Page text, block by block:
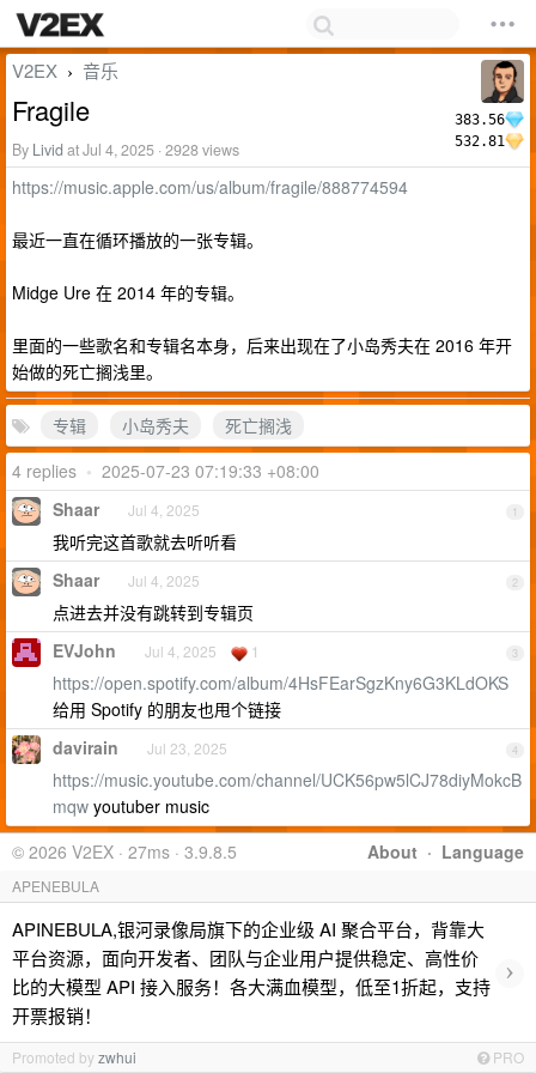
383.56
532.81
V2EX › 音乐
Fragile
By Livid at Jul 4, 2025 · 2928 views
https://music.apple.com/us/album/fragile/888774594
最近一直在循环播放的一张专辑。
Midge Ure 在 2014 年的专辑。
里面的一些歌名和专辑名本身，后来出现在了小岛秀夫在 2016 年开
始做的死亡搁浅里。
专辑 小岛秀夫
死亡搁浅
4 replies • 2025-07-23 07:19:33 +08:00
1
Shaar Jul 4, 2025
我听完这首歌就去听听看
2
Shaar Jul 4, 2025
点进去并没有跳转到专辑页
3
EVJohn Jul 4, 2025 1
https://open.spotify.com/album/4HsFEarSgzKny6G3KLdOKS
给用 Spotify 的朋友也甩个链接
4
davirain Jul 23, 2025
https://music.youtube.com/channel/UCK56pw5lCJ78diyMokcB
mqw youtuber music
About · Language
© 2026 V2EX · 27ms · 3.9.8.5
APENEBULA
APINEBULA,银河录像局旗下的企业级 AI 聚合平台，背靠大
平台资源，面向开发者、团队与企业用户提供稳定、高性价
比的大模型 API 接入服务！各大满血模型，低至1折起，支持
开票报销！
›
Promoted byzwhui PRO